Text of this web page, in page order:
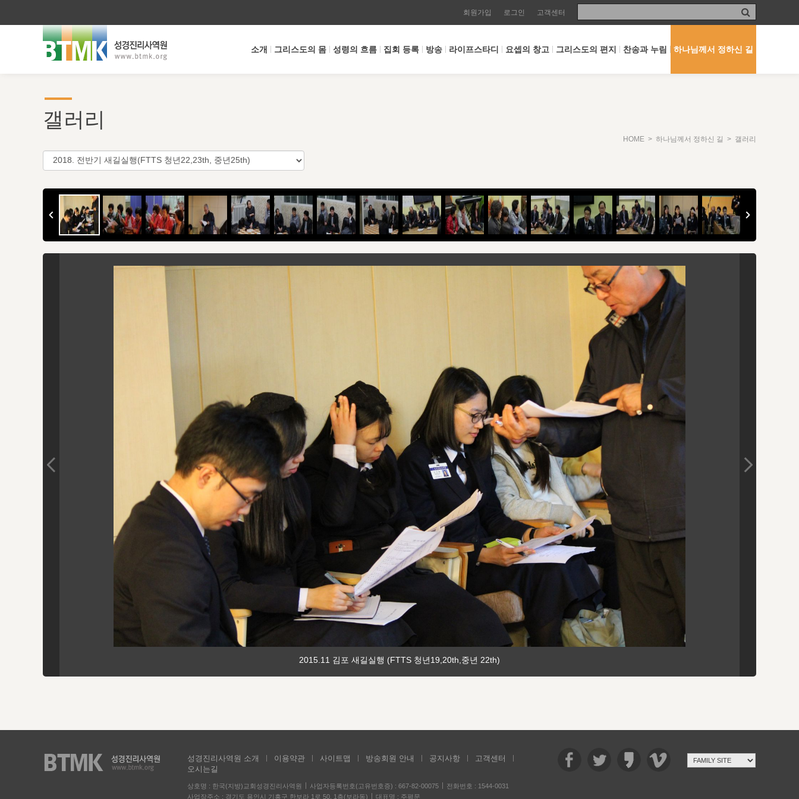
회원가입 로그인 고객센터
소개 그리스도의 몸 성령의 흐름 집회 등록 방송 라이프스타디 요셉의 창고 그리스도의 편지 찬송과 누림 하나님께서 정하신 길
갤러리
HOME > 하나님께서 정하신 길 > 갤러리
2015.11 김포 새길실행 (FTTS 청년19,20th,중년 22th)
성경진리사역원 소개 이용약관 사이트맵 방송회원 안내 공지사항
고객센터
오시는길
상호명 : 한국(지방)교회성경진리사역원 사업자등록번호(고유번호증) : 667-82-00075
전화번호 : 1544-0031
사업장주소 : 경기도 용인시 기흥구 한보라 1로 50, 1층(보라동)
대표명 : 주평문